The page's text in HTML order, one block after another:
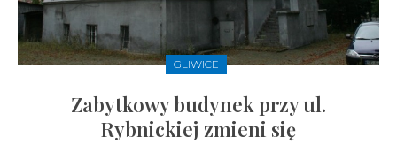
GLIWICE
Zabytkowy budynek przy ul.
Rybnickiej zmieni się